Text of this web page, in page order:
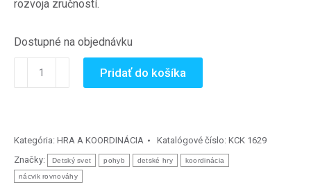
rozvoja zručností.
Dostupné na objednávku
množstvo
disky
9ks
Pridať do košíka
Kategória: HRA A KOORDINÁCIA Katalógové číslo: KCK 1629
Značky:
Detský svet pohyb detské hry koordinácia
nácvik rovnováhy